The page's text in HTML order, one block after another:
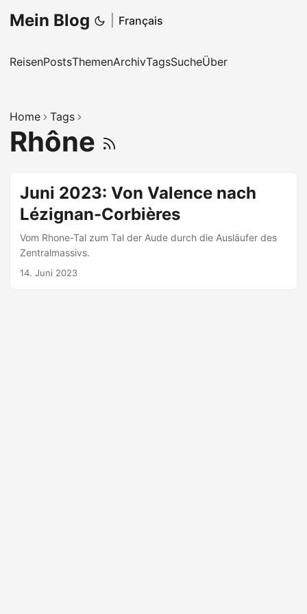
Mein Blog Français
ReisenPostsThemenArchivTagsSucheÜber
Home Tags
Rhône
Juni 2023: Von Valence nach
Lézignan-Corbières
Vom Rhone-Tal zum Tal der Aude durch die Ausläufer des
Zentralmassivs.
14. Juni 2023